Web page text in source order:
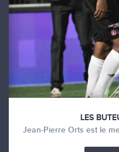
LES
Jean-Pierre Orts est le